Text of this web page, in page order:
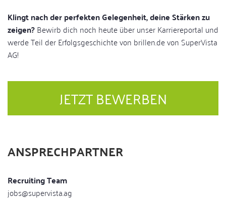
Klingt nach der perfekten Gelegenheit, deine Stärken zu
zeigen?Bewirb dich noch heute über unser Karriereportal und
werde Teil der Erfolgsgeschichte von brillen.de von SuperVista
AG!
JETZT BEWERBEN
ANSPRECHPARTNER
Recruiting Team
jobs@supervista.ag